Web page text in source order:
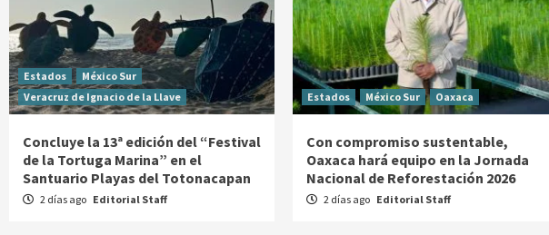
Estados
México Sur
Veracruz de Ignacio de la Llave
Concluye la 13ª edición del “Festival
de la Tortuga Marina” en el
Santuario Playas del Totonacapan
2 días ago Editorial Staff
Estados México Sur Oaxaca
Con compromiso sustentable,
Oaxaca hará equipo en la Jornada
Nacional de Reforestación 2026
2 días ago Editorial Staff